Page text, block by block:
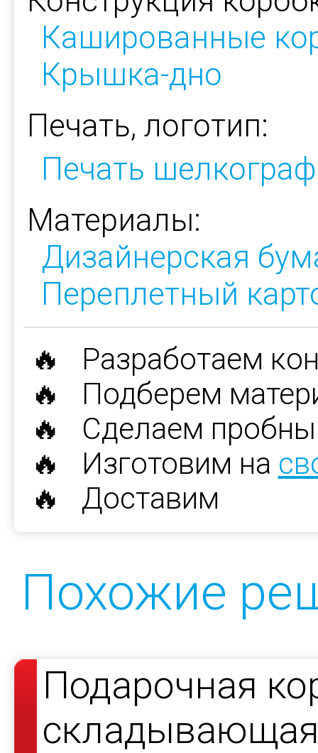
Кашированные
Крышка-дно
Печать, логотип:
Печать
Материалы:
Дизайнерская
Переплетный
🔥 Разработаем
🔥 Подберем
🔥 Сделаем
🔥 Изготовим на
🔥 Доставим
Похожие
Подарочная